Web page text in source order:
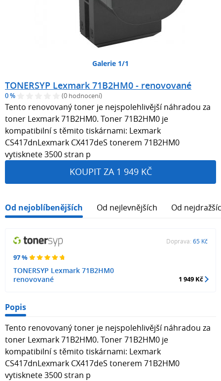
Galerie 1/1
TONERSYP Lexmark 71B2HM0 - renovované
0 % (0 hodnocení)
Tento renovovaný toner je nejspolehlivější náhradou za
toner Lexmark 71B2HM0. Toner 71B2HM0 je
kompatibilní s těmito tiskárnami: Lexmark
CS417dnLexmark CX417deS tonerem 71B2HM0
vytisknete 3500 stran p
KOUPIT ZA 1 949 KČ
Od nejoblíbenějších Od nejlevnějších Od
97 %
TONERSYP Lexmark 71B2HM0
renovované
Doprava: 65 Kč
1 949 Kč
Popis
Tento renovovaný toner je nejspolehlivější náhradou za
toner Lexmark 71B2HM0. Toner 71B2HM0 je
kompatibilní s těmito tiskárnami: Lexmark
CS417dnLexmark CX417deS tonerem 71B2HM0
vytisknete 3500 stran p